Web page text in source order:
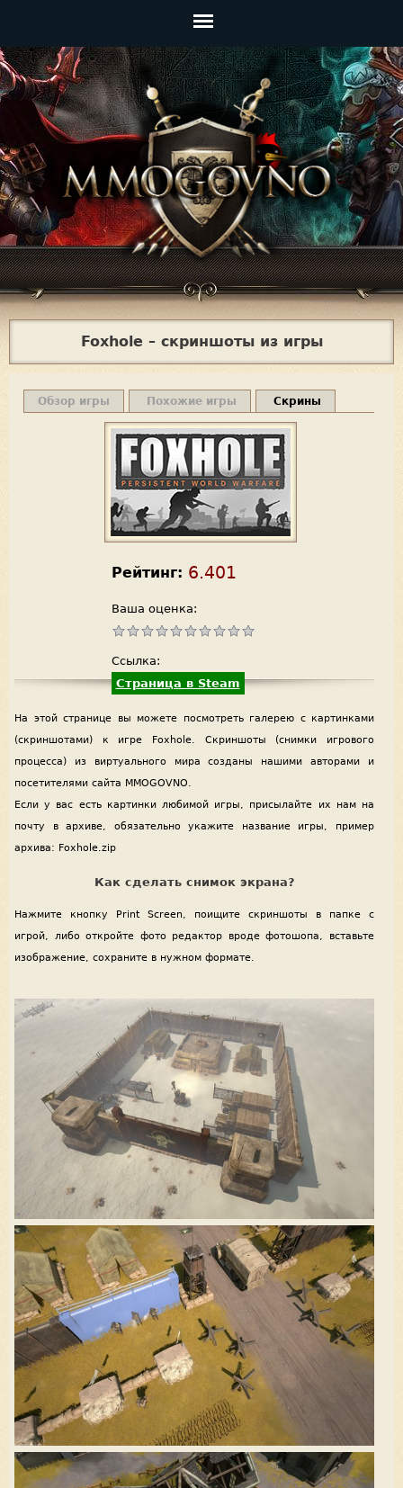
Главное
меню
Jump to navigation
Foxhole – скриншоты из игры
Обзор игры Похожие игры Скрины
Рейтинг: 6.401
Ваша оценка:
Ссылка:
Страница в Steam
На этой странице вы можете посмотреть галерею с картинками
(скриншотами) к игре Foxhole. Скриншоты (снимки игрового
процесса) из виртуального мира созданы нашими авторами и
посетителями сайта MMOGOVNO.
Если у вас есть картинки любимой игры, присылайте их нам на
почту в архиве, обязательно укажите название игры, пример
архива: Foxhole.zip
Как сделать снимок экрана?
Нажмите кнопку Print Screen, поищите скриншоты в папке с
игрой, либо откройте фото редактор вроде фотошопа, вставьте
изображение, сохраните в нужном формате.